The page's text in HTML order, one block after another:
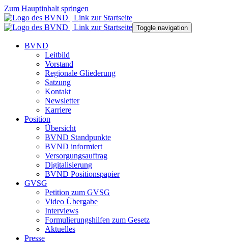
Zum Hauptinhalt springen
Toggle navigation
BVND
Leitbild
Vorstand
Regionale Gliederung
Satzung
Kontakt
Newsletter
Karriere
Position
Übersicht
BVND Standpunkte
BVND informiert
Versorgungsauftrag
Digitalisierung
BVND Positionspapier
GVSG
Petition zum GVSG
Video Übergabe
Interviews
Formulierungshilfen zum Gesetz
Aktuelles
Presse